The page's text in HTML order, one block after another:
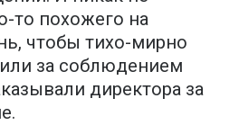
то похожего на
чтобы тихо-мирно
за соблюдением
директора за